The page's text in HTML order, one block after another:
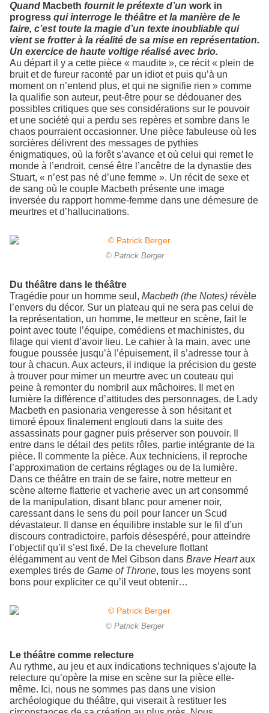
Quand Macbeth fournit le prétexte d’un work in
progress qui interroge le théâtre et la manière de le
faire, c’est toute la magie d’un texte inoubliable qui
vient se frotter à la réalité de sa mise en représentation.
Un exercice de haute voltige réalisé avec brio.
Au départ il y a cette pièce « maudite », ce récit « plein de
bruit et de fureur raconté par un idiot et puis qu’à un
moment on n’entend plus, et qui ne signifie rien » comme
la qualifie son auteur, peut-être pour se dédouaner des
possibles critiques que ses considérations sur le pouvoir
et une société qui a perdu ses repères et sombre dans le
chaos pourraient occasionner. Une pièce fabuleuse où les
sorcières délivrent des messages de pythies
énigmatiques, où la forêt s’avance et où celui qui remet le
monde à l’endroit, censé être l’ancêtre de la dynastie des
Stuart, « n’est pas né d’une femme ». Un récit de sexe et
de sang où le couple Macbeth présente une image
inversée du rapport homme-femme dans une démesure de
meurtres et d’hallucinations.
© Patrick Berger
Du théâtre dans le théâtre
Tragédie pour un homme seul, Macbeth (the Notes) révèle
l’envers du décor. Sur un plateau qui ne sera pas celui de
la représentation, un homme, le metteur en scène, fait le
point avec toute l’équipe, comédiens et machinistes, du
filage qui vient d’avoir lieu. Le cahier à la main, avec une
fougue poussée jusqu’à l’épuisement, il s’adresse tour à
tour à chacun. Aux acteurs, il indique la précision du geste
à trouver pour mimer un meurtre avec un couteau qui
peine à remonter du nombril aux mâchoires. Il met en
lumière la différence d’attitudes des personnages, de Lady
Macbeth en pasionaria vengeresse à son hésitant et
timoré époux finalement englouti dans la suite des
assassinats pour gagner puis préserver son pouvoir. Il
entre dans le détail des petits rôles, partie intégrante de la
pièce. Il commente la pièce. Aux techniciens, il reproche
l’approximation de certains réglages ou de la lumière.
Dans ce théâtre en train de se faire, notre metteur en
scène alterne flatterie et vacherie avec un art consommé
de la manipulation, disant blanc pour amener noir,
caressant dans le sens du poil pour lancer un Scud
dévastateur. Il danse en équilibre instable sur le fil d’un
discours contradictoire, parfois désespéré, pour atteindre
l’objectif qu’il s’est fixé. De la chevelure flottant
élégamment au vent de Mel Gibson dans Brave Heartaux
exemples tirés de Game of Throne, tous les moyens sont
bons pour expliciter ce qu’il veut obtenir…
© Patrick Berger
Le théâtre comme relecture
Au rythme, au jeu et aux indications techniques s’ajoute la
relecture qu’opère la mise en scène sur la pièce elle-
même. Ici, nous ne sommes pas dans une vision
archéologique du théâtre, qui viserait à restituer les